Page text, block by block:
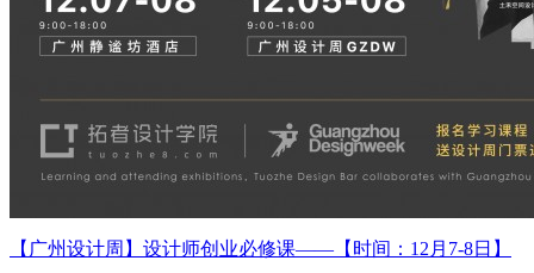
【广州设计周】设计师创业必修课——【时间：12月7-8日】